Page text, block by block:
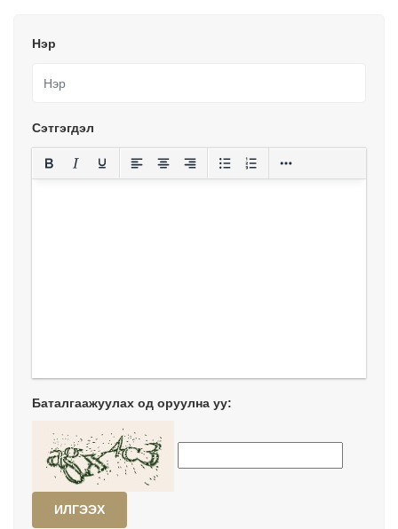
Нэр
Сэтгэгдэл
Баталгаажуулах од оруулна уу:
ИЛГЭЭХ